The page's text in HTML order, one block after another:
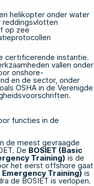
helikopter onder water
reddingsvlotten
op zee
certificerende instantie.
vallen onder
onshore-
en de sector, onder
OSHA in de Verenigde
functies in de
de meest gevraagde
De BOSIET (Basic
Training) is de
het eerst offshore gaat
Training) is
de BOSIET is verlopen.